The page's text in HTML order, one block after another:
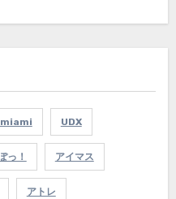
UDX
っ！ アイマス
アトレ